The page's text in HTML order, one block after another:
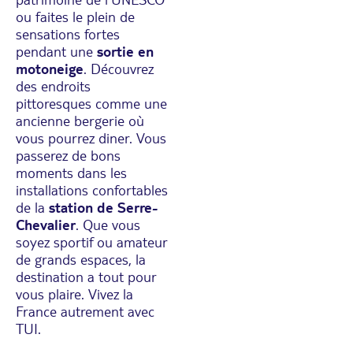
ou faites le plein de
sensations fortes
pendant une sortie en
motoneige. Découvrez
des endroits
pittoresques comme une
ancienne bergerie où
vous pourrez diner. Vous
passerez de bons
moments dans les
installations confortables
de la station de Serre-
Chevalier. Que vous
soyez sportif ou amateur
de grands espaces, la
destination a tout pour
vous plaire. Vivez la
France autrement avec
TUI.